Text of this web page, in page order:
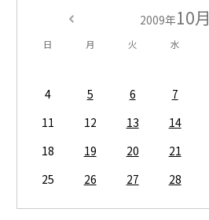
2009年10月
日 月 火 水
4
5 6 7
11
12 13 14
18
19 20 21
25
26 27 28